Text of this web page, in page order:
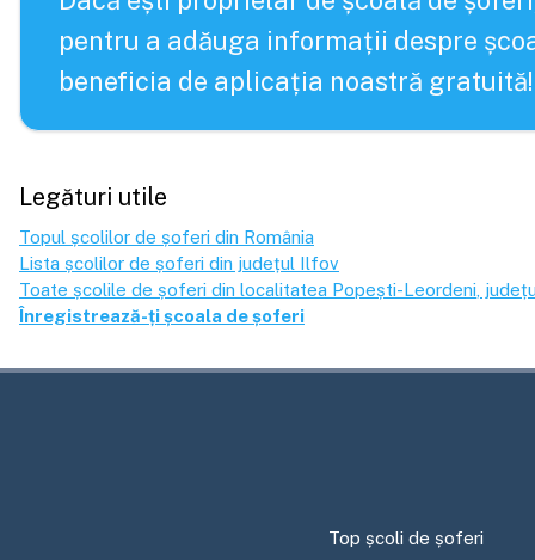
pentru a adăuga informații despre
beneficia de aplicația noastră gratuită!
Legături utile
Topul școlilor de șoferi din România
Lista școlilor de șoferi din județul Ilfov
Toate școlile de șoferi din localitatea Popești-Leordeni ,
Înregistrează-ți școala de șoferi
Top școli de șoferi